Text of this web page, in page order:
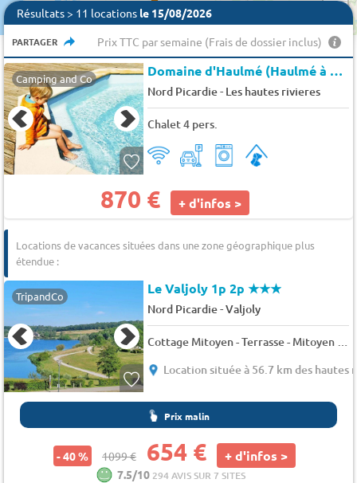
Résultats > 11 locations le 15/08/2026
PARTAGER Prix TTC par semaine (Frais de dossier inclus)
Camping and Co Domaine d'Haulmé (Haulmé à 10km)
Nord Picardie- Les hautes rivieres
Chalet 4 pers.
870 € + d'infos >
Locations de vacances situées dans une zone géographique plus
étendue :
TripandCo Le Valjoly 1p 2p★★★
Nord Picardie-Valjoly
Cottage Mitoyen - Terrasse - Mitoyen - 4 pers. - 36m2 - Animaux admis
Location située à 56.7 km des hautes
Prix malin
- 40 % 1099 € 654 € + d'infos >
7.5/10 294 AVIS SUR 7 SITES